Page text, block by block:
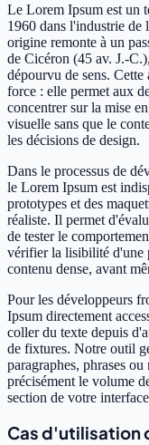
Le Lorem Ipsum est un
1960 dans l'industrie de
origine remonte à un
de Cicéron (45 av. J.-
dépourvu de sens. Cette
force : elle permet aux
concentrer sur la mise
visuelle sans que le
les décisions de design.
Dans le processus de
le Lorem Ipsum est
prototypes et des
réaliste. Il permet
de tester le
vérifier la lisibilité d'une
contenu dense, avant
Pour les développeurs
Ipsum directement
coller du texte depuis
de fixtures. Notre outil
paragraphes, phrases
précisément le volume
section de votre
Cas d'utilisation